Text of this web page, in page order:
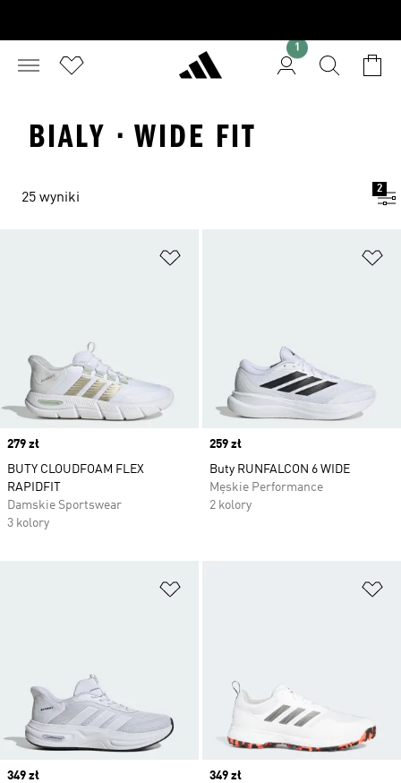
1
BIALY · WIDE FIT
25 wyniki
2
Price
279 zł
BUTY CLOUDFOAM FLEX
RAPIDFIT
Damskie Sportswear
3 kolory
Price
259 zł
Buty RUNFALCON 6 WIDE
Męskie Performance
2 kolory
Price
349 zł
Price
349 zł